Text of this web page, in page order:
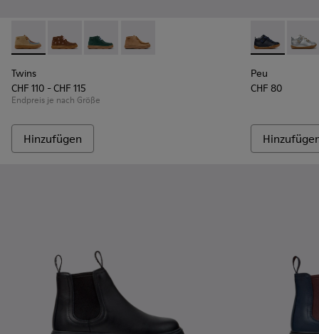
Twins - K900398-004 - Braune Stiefeletten aus Wildleder
Twins - K900398-005
Twins - K900398-002 - Graue
Twins - K900398-001 - Braune
Twins
CHF 110 - CHF 115
Endpreis je nach Größe
Hinzufügen
Peu - Peu -
Peu
CHF 80